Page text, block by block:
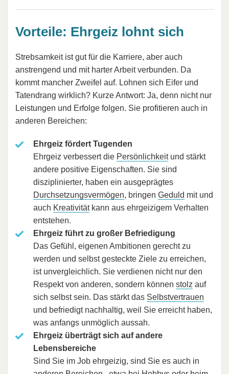
Vorteile: Ehrgeiz lohnt sich
Strebsamkeit ist gut für die Karriere, aber auch
anstrengend und mit harter Arbeit verbunden. Da
kommt mancher Zweifel auf. Lohnen sich Eifer und
Tatendrang wirklich? Kurze Antwort: Ja, denn nicht nur
Leistungen und Erfolge folgen. Sie profitieren auch in
anderen Bereichen:
Ehrgeiz fördert Tugenden
Ehrgeiz verbessert die Persönlichkeitund stärkt
andere positive Eigenschaften. Sie sind
disziplinierter, haben ein ausgeprägtes
Durchsetzungsvermögen, bringen Geduld mit und
auch Kreativitätkann aus ehrgeizigem Verhalten
entstehen.
Ehrgeiz führt zu großer Befriedigung
Das Gefühl, eigenen Ambitionen gerecht zu
werden und selbst gesteckte Ziele zu erreichen,
ist unvergleichlich. Sie verdienen nicht nur den
Respekt von anderen, sondern können stolz auf
sich selbst sein. Das stärkt das Selbstvertrauen
und befriedigt nachhaltig, weil Sie erreicht haben,
was anfangs unmöglich aussah.
Ehrgeiz überträgt sich auf andere
Lebensbereiche
Sind Sie im Job ehrgeizig, sind Sie es auch in